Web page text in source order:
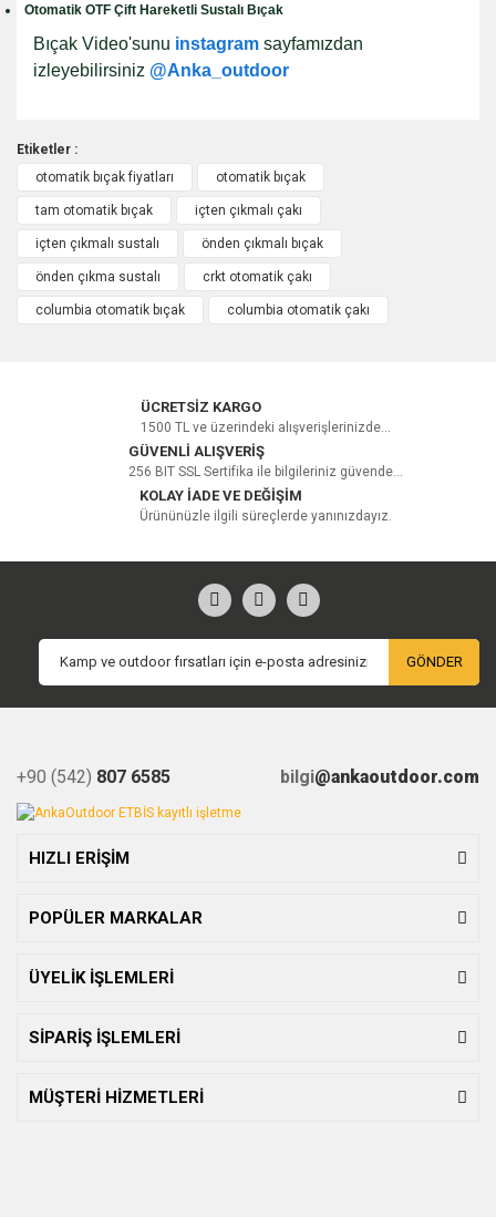
Otomatik OTF Çift Hareketli Sustalı Bıçak
Bıçak Video'sunu instagram sayfamızdan
izleyebilirsiniz @Anka_outdoor
Bu ürüne ilk yorumu siz yapın!
Yorum Yaz
Etiketler :
otomatik bıçak fiyatları
otomatik bıçak
tam otomatik bıçak içten çıkmalı çakı
içten çıkmalı sustalı önden çıkmalı bıçak
önden çıkma sustalı crkt otomatik çakı
columbia otomatik bıçak columbia otomatik çakı
ÜCRETSİZ KARGO
1500 TL ve üzerindeki alışverişlerinizde...
GÜVENLİ ALIŞVERİŞ
256 BIT SSL Sertifika ile bilgileriniz güvende...
KOLAY İADE VE DEĞİŞİM
Ürününüzle ilgili süreçlerde yanınızdayız.
GÖNDER
+90 (542) 807 6585 bilgi@ankaoutdoor.com
HIZLI ERİŞİM
POPÜLER MARKALAR
ÜYELİK İŞLEMLERİ
SİPARİŞ İŞLEMLERİ
MÜŞTERİ HİZMETLERİ